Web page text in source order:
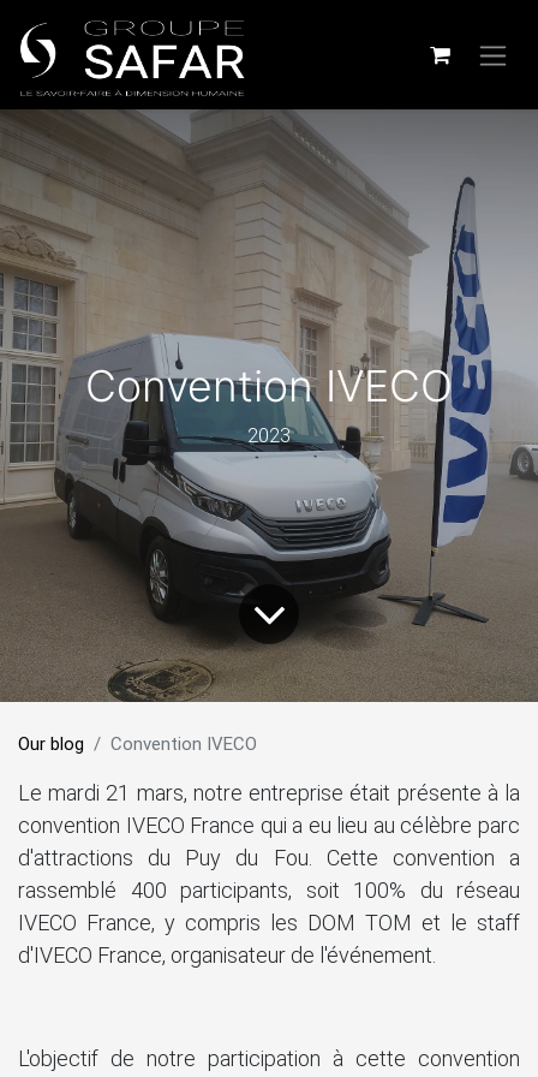
Convention IVECO
2023
Our blog Convention IVECO
Le mardi 21 mars, notre entreprise était présente à la
convention IVECO France qui a eu lieu au célèbre parc
d'attractions du Puy du Fou. Cette convention a
rassemblé 400 participants, soit 100% du réseau
IVECO France, y compris les DOM TOM et le staff
d'IVECO France, organisateur de l'événement.
L'objectif de notre participation à cette convention